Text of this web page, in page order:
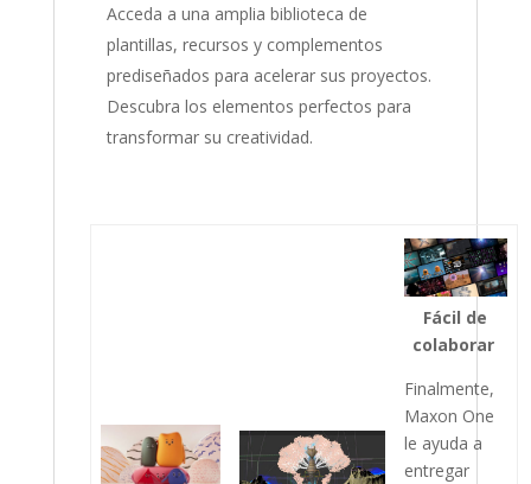
Acceda a una amplia biblioteca de
plantillas, recursos y complementos
prediseñados para acelerar sus proyectos.
Descubra los elementos perfectos para
transformar su creatividad.
Fácil de
colaborar
Finalmente,
Maxon One
le ayuda a
entregar